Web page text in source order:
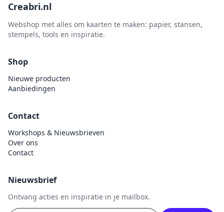
Creabri.nl
Webshop met alles om kaarten te maken: papier, stansen,
stempels, tools en inspiratie.
Shop
Nieuwe producten
Aanbiedingen
Contact
Workshops & Nieuwsbrieven
Over ons
Contact
Nieuwsbrief
Ontvang acties en inspiratie in je mailbox.